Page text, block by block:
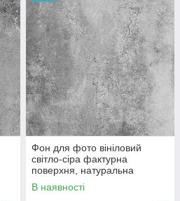
Фон для фото вініловий
світло-сіра фактурна
поверхня, натуральна
бетонна текстура, 60x60 см,
№550413
В наявності